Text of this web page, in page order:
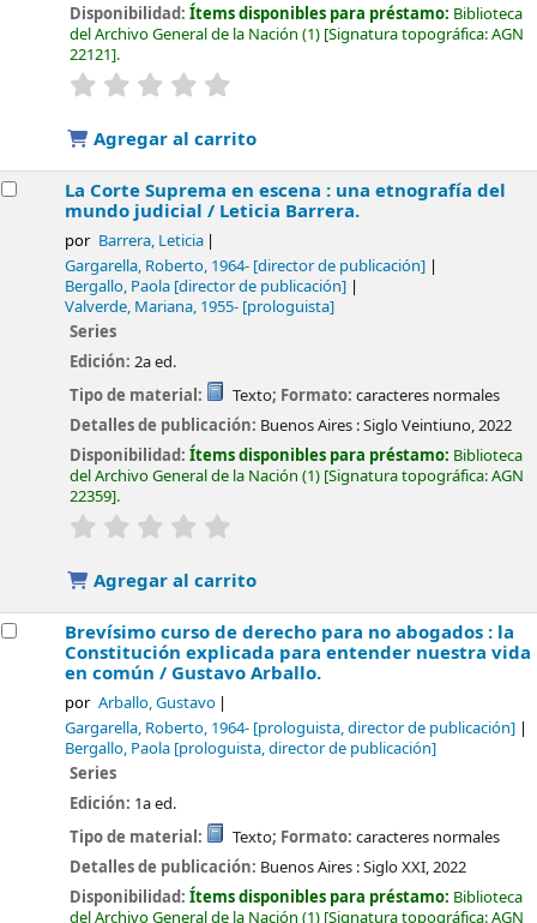
Disponibilidad:Ítems disponibles para préstamo: Biblioteca
del Archivo General de la Nación (1) Signatura topográfica:AGN
22121 .
valoración
Agregar al carrito
La Corte Suprema en escena : una etnografía del
mundo judicial / Leticia Barrera.
por Barrera, Leticia
Gargarella, Roberto, 1964- [director de publicación]
Bergallo, Paola [director de publicación]
Valverde, Mariana, 1955- [prologuista]
Series
Edición:2a ed.
Tipo de material:
Texto; Formato: caracteres normales
Detalles de publicación: Buenos Aires :Siglo Veintiuno,2022
Disponibilidad:Ítems disponibles para préstamo: Biblioteca
del Archivo General de la Nación (1) Signatura topográfica:AGN
22359 .
valoración
Agregar al carrito
Brevísimo curso de derecho para no abogados : la
Constitución explicada para entender nuestra vida
en común / Gustavo Arballo.
por Arballo, Gustavo
Gargarella, Roberto, 1964- [prologuista, director de publicación]
Bergallo, Paola [prologuista, director de publicación]
Series
Edición: 1a ed.
Tipo de material:
Texto; Formato: caracteres normales
Detalles de publicación: Buenos Aires :Siglo XXI,2022
Disponibilidad:Ítems disponibles para préstamo: Biblioteca
del Archivo General de la Nación (1) Signatura topográfica:AGN